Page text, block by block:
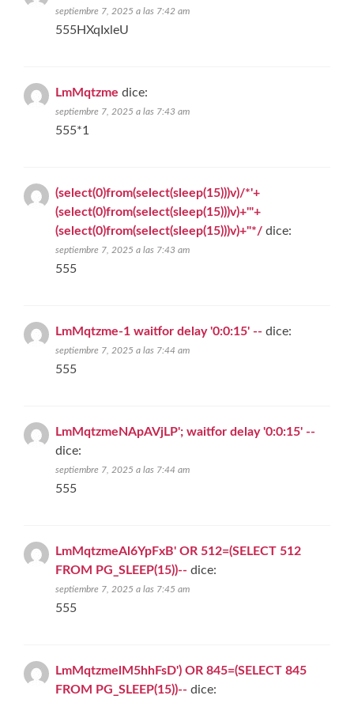
septiembre 7, 2025 a las 7:42 am
555HXqIxleU
LmMqtzme dice:
septiembre 7, 2025 a las 7:43 am
555*1
(select(0)from(select(sleep(15)))v)/*'+
(select(0)from(select(sleep(15)))v)+'"+
(select(0)from(select(sleep(15)))v)+"*/ dice:
septiembre 7, 2025 a las 7:43 am
555
LmMqtzme-1 waitfor delay '0:0:15' -- dice:
septiembre 7, 2025 a las 7:44 am
555
LmMqtzmeNApAVjLP'; waitfor delay '0:0:15' --
dice:
septiembre 7, 2025 a las 7:44 am
555
LmMqtzmeAl6YpFxB' OR 512=(SELECT 512
FROM PG_SLEEP(15))-- dice:
septiembre 7, 2025 a las 7:45 am
555
LmMqtzmelM5hhFsD') OR 845=(SELECT 845
FROM PG_SLEEP(15))-- dice: